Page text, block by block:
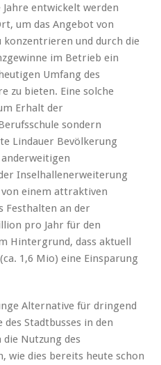
entwickelt werden
um das Angebot von
konzentrieren und durch die
im Betrieb ein
Umfang des
zu bieten. Eine solche
Erhalt der
sondern
Lindauer Bevölkerung
Inselhallenerweiterung
einem attraktiven
Festhalten an der
pro Jahr für den
Hintergrund, dass aktuell
1,6 Mio) eine Einsparung
Alternative für dringend
Stadtbusses in den
Nutzung des
wie dies bereits heute schon